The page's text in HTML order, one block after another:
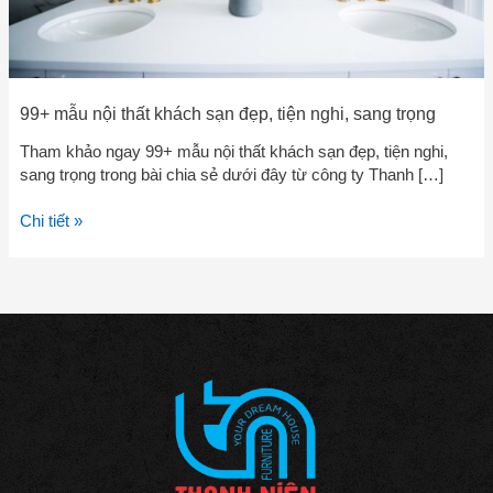
99+ mẫu nội thất khách sạn đẹp, tiện nghi, sang trọng
Tham khảo ngay 99+ mẫu nội thất khách sạn đẹp, tiện nghi,
sang trọng trong bài chia sẻ dưới đây từ công ty Thanh […]
Chi tiết »